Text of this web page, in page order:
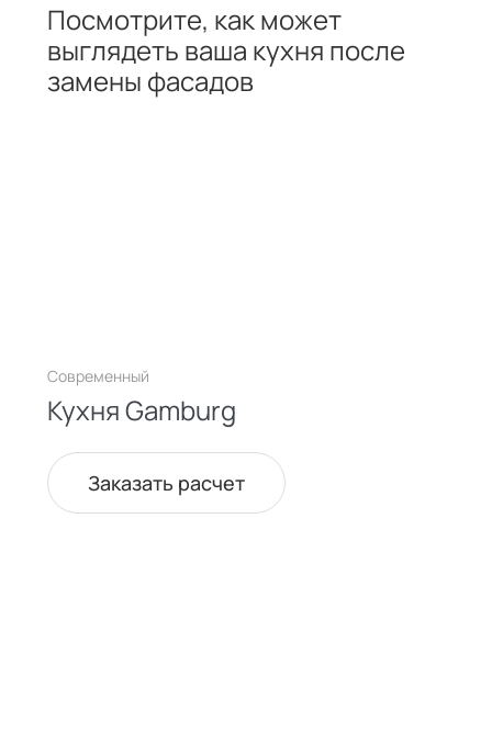
Посмотрите, как может
выглядеть ваша кухня после
замены фасадов
Современный
Кухня Gamburg
Заказать расчет